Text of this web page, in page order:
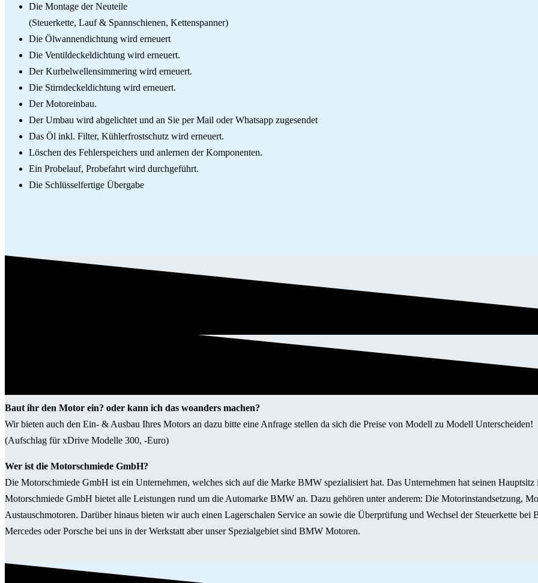
Die Montage der Neuteile
(Steuerkette, Lauf & Spannschienen, Kettenspanner)
Die Ölwannendichtung wird erneuert
Die Ventildeckeldichtung wird erneuert.
Der Kurbelwellensimmering wird erneuert.
Die Stirndeckeldichtung wird erneuert.
Der Motoreinbau.
Der Umbau wird abgelichtet und an Sie per Mail oder Whatsapp zugesendet
Das Öl inkl. Filter, Kühlerfrostschutz wird erneuert.
Löschen des Fehlerspeichers und anlernen der Komponenten.
Ein Probelauf, Probefahrt wird durchgeführt.
Die Schlüsselfertige Übergabe
Baut ihr den Motor ein? oder kann ich das woanders machen?
Wir bieten auch den Ein- & Ausbau Ihres Motors an dazu bitte eine Anfrage stellen da sich die Preise von Modell zu Modell Unterscheiden!
(Aufschlag für xDrive Modelle 300, -Euro)
Wer ist die Motorschmiede GmbH?
Die Motorschmiede GmbH ist ein Unternehmen, welches sich auf die Marke BMW spezialisiert hat. Das Unternehmen hat seinen
Motorschmiede GmbH bietet alle Leistungen rund um die Automarke BMW an. Dazu gehören unter anderem: Die Motorinstandsetzung,
Austauschmotoren. Darüber hinaus bieten wir auch einen Lagerschalen Service an sowie die Überprüfung und Wechsel der Steuerkette
Mercedes oder Porsche bei uns in der Werkstatt aber unser Spezialgebiet sind BMW Motoren.